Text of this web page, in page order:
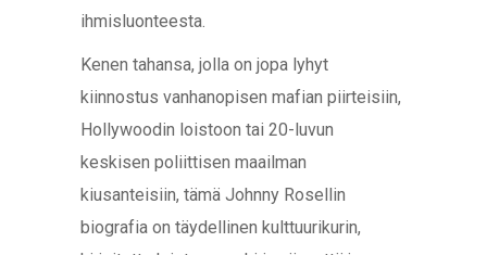
ihmisluonteesta.
Kenen tahansa, jolla on jopa lyhyt
kiinnostus vanhanopisen mafian piirteisiin,
Hollywoodin loistoon tai 20-luvun
keskisen poliittisen maailman
kiusanteisiin, tämä Johnny Rosellin
biografia on täydellinen kulttuurikurin,